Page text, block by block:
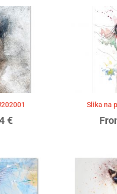
price:
low
to
high
€
Slika na